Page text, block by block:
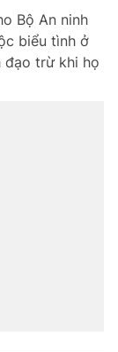
24.3.2020
Cấm sao chép
văn bản.
Bộ An ninh
biểu tình ở
đạo trừ khi họ